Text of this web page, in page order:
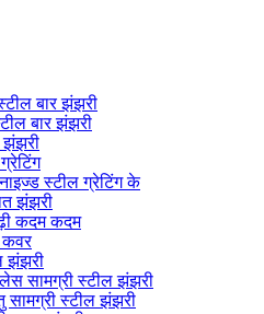
बार झंझरी
बार झंझरी
झंझरी
स्टील ग्रेटिंग के
झंझरी
कदम कदम
कवर
झंझरी
सामग्री स्टील झंझरी
सामग्री स्टील झंझरी